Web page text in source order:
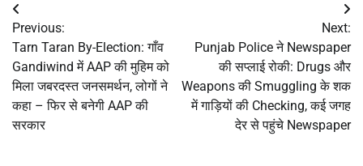
Post
navigation
Previous:
Tarn Taran By-Election: गाँव
Gandiwind में AAP की मुहिम को
मिला जबरदस्त जनसमर्थन, लोगों ने
कहा – फिर से बनेगी AAP की
सरकार
Next:
Punjab Police ने Newspaper
की सप्लाई रोकी: Drugs और
Weapons की Smuggling के शक
में गाड़ियों की Checking, कई जगह
देर से पहुंचे Newspaper